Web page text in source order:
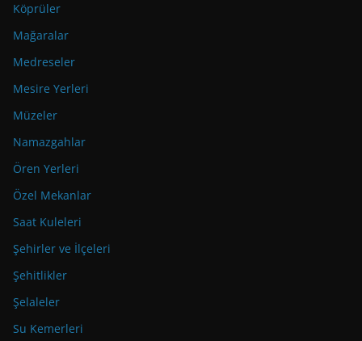
Köprüler
Mağaralar
Medreseler
Mesire Yerleri
Müzeler
Namazgahlar
Ören Yerleri
Özel Mekanlar
Saat Kuleleri
Şehirler ve İlçeleri
Şehitlikler
Şelaleler
Su Kemerleri